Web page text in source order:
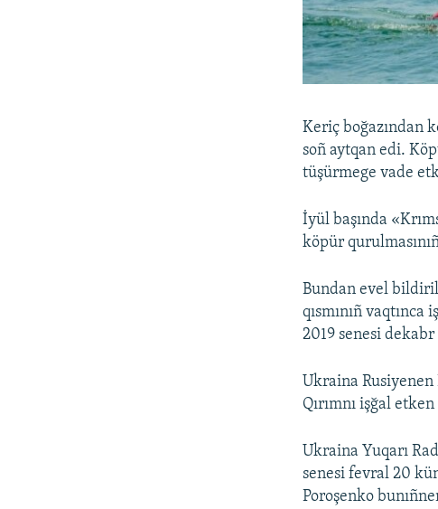
Keriç boğazından
soñ aytqan edi.
tüşürmege vade
İyül başında
köpür
Bundan evel
qısmınıñ
2019 senesi
Ukraina Rusiyenen
Qırımnı işğal etken
Ukraina Yuqarı
senesi fevral 20
Poroşenko